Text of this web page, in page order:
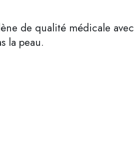
de qualité médicale
la peau.